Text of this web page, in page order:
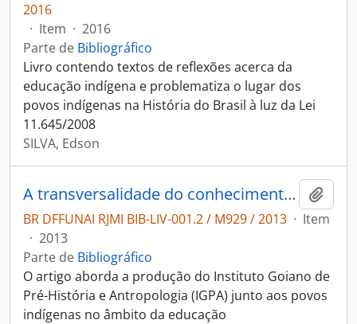
2016
· Item · 2016
Parte de Bibliográfico
Livro contendo textos de reflexões acerca da
educação indígena e problematiza o lugar dos
povos indígenas na História do Brasil à luz da Lei
11.645/2008
SILVA, Edson
A transversalidade do conhecimento científico
BR DFFUNAI RJMI BIB-LIV-001.2 / M929 / 2013 · Item
· 2013
Parte de Bibliográfico
O artigo aborda a produção do Instituto Goiano de
Pré-História e Antropologia (IGPA) junto aos povos
indígenas no âmbito da educação